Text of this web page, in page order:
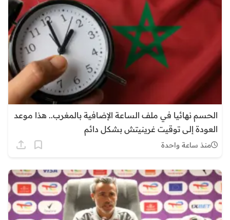
الحسم نهائيا في ملف الساعة الإضافية بالمغرب.. هذا موعد
العودة إلى توقيت غرينيتش بشكل دائم
منذ ساعة واحدة